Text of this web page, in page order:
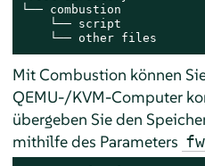
└── combustion
    └── script
    └── other files
Mit Combustion können
QEMU-/KVM-Computer
übergeben Sie den
mithilfe des Parameters